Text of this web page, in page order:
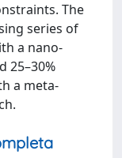
The
series of
a nano-
25–30%
a meta-